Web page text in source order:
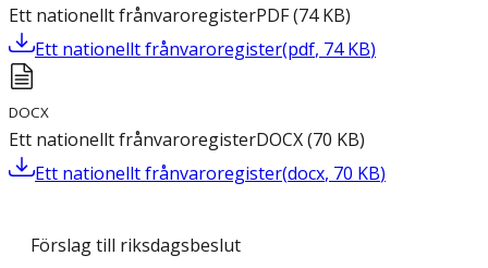
Ett nationellt frånvaroregisterPDF(74 KB)
Ett nationellt frånvaroregister(pdf, 74 KB)
DOCX
Ett nationellt frånvaroregisterDOCX(70 KB)
Ett nationellt frånvaroregister(docx, 70 KB)
Förslag till riksdagsbeslut